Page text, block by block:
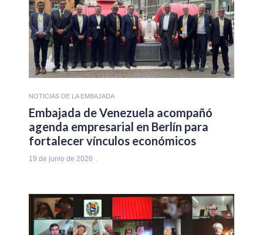
NOTICIAS DE LA EMBAJADA
Embajada de Venezuela acompañó
agenda empresarial en Berlín para
fortalecer vínculos económicos
19 de junio de 2026